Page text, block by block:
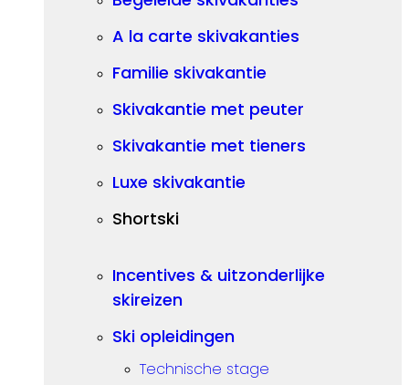
A la carte skivakanties
Familie skivakantie
Skivakantie met peuter
Skivakantie met tieners
Luxe skivakantie
Shortski
Incentives & uitzonderlijke
skireizen
Ski opleidingen
Technische stage